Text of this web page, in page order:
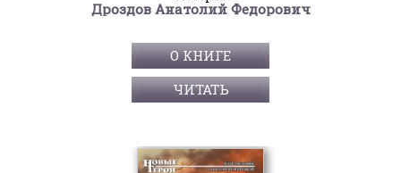
Дроздов Анатолий Федорович
О КНИГЕ
ЧИТАТЬ